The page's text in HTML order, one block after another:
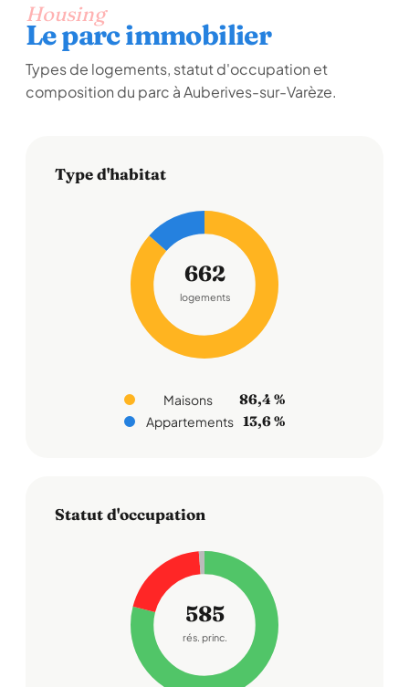
Housing
Le parc immobilier
Types de logements, statut d'occupation et
composition du parc à Auberives-sur-Varèze.
Type d'habitat
662
logements
Maisons 86,4 %
Appartements 13,6 %
Statut d'occupation
585
rés. princ.